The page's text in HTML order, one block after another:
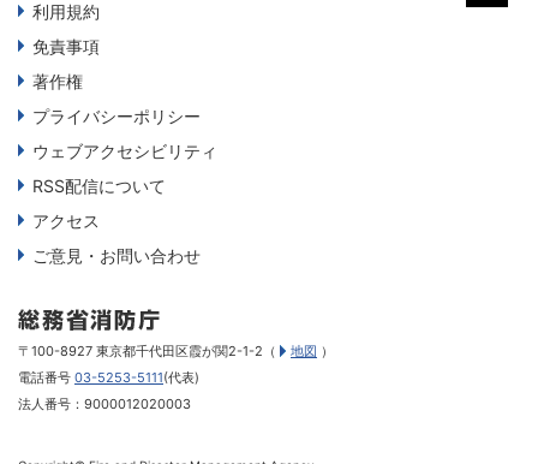
利用規約
免責事項
著作権
プライバシーポリシー
ウェブアクセシビリティ
RSS配信について
アクセス
ご意見・お問い合わせ
〒100-8927 東京都千代田区霞が関2-1-2（ 地図 ）
電話番号 03-5253-5111(代表)
法人番号：9000012020003